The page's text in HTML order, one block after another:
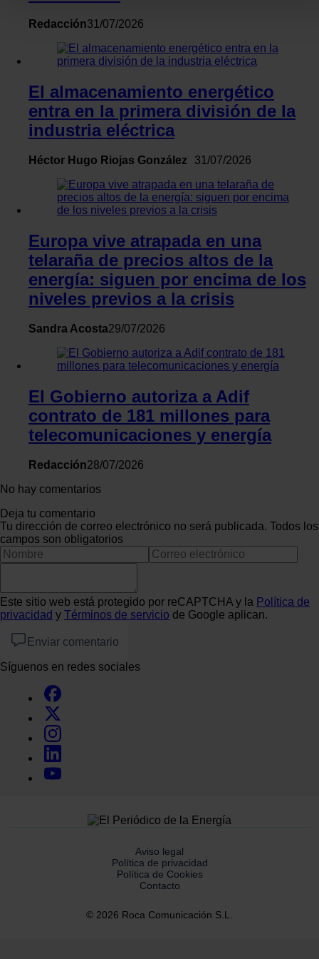
personales y establezca sus preferencias en la
. Puede cambiar o retirar su consentimiento en
momento en la Declaración de cookies.
Las cookies de este sitio web se usan para personalizar el
contenido y los anuncios, ofrecer funciones de redes
y analizar el tráfico. Además, compartimos información
sociales, publicidad y análisis web, quienes pueden
con otra información que les haya proporcionado o que
recopilado a partir del uso que haya hecho de sus servicios.
Redacción31/07/2026
El almacenamiento energético
entra en la primera división de la
industria eléctrica
Héctor Hugo Riojas González 31/07/2026
Europa vive atrapada en una
telaraña de precios altos de la
energía: siguen por encima de los
niveles previos a la crisis
Sandra Acosta29/07/2026
El Gobierno autoriza a Adif
contrato de 181 millones para
telecomunicaciones y energía
Redacción28/07/2026
No hay comentarios
Deja tu comentario
Tu dirección de correo electrónico no será publicada. Todos los
campos son obligatorios
Este sitio web está protegido por reCAPTCHA y la Política de
privacidad y Términos de servicio de Google aplican.
Enviar comentario
Síguenos en redes sociales
Aviso legal
Política de privacidad
Política de Cookies
Contacto
© 2026 Roca Comunicación S.L.